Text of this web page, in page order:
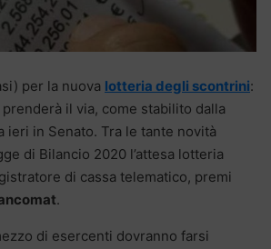
per la nuova lotteria degli scontrini:
il via, come stabilito dalla
ieri in Senato. Tra le tante novità
di Bilancio 2020 l’attesa lotteria
di cassa telematico, premi
.
di esercenti dovranno farsi